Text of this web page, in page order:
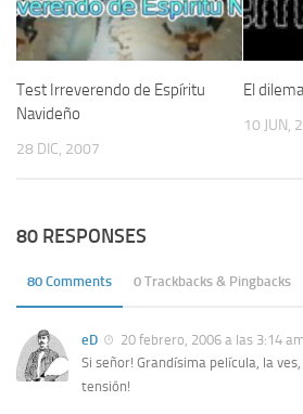
Test Irreverendo de Espíritu
Navideño
28 DIC, 2007
El
10 JUN,
80 RESPONSES
80 Comments 0 Trackbacks & Pingbacks
eD
20 febrero, 2006 a las 3:14 am
Si señor! Grandísima película, la
tensión!